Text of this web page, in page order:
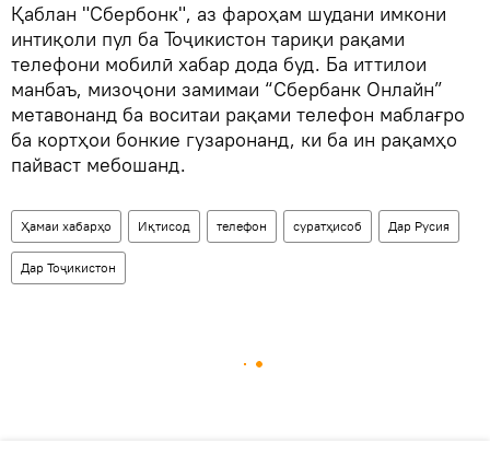
Қаблан "Сбербонк", аз фароҳам шудани имкони
интиқоли пул ба Тоҷикистон тариқи рақами
телефони мобилӣ хабар дода буд. Ба иттилои
манбаъ, мизоҷони замимаи “Сбербанк Онлайн”
метавонанд ба воситаи рақами телефон маблағро
ба кортҳои бонкие гузаронанд, ки ба ин рақамҳо
пайваст мебошанд.
Ҳамаи хабарҳо Иқтисод телефон суратҳисоб Дар Русия
Дар Тоҷикистон